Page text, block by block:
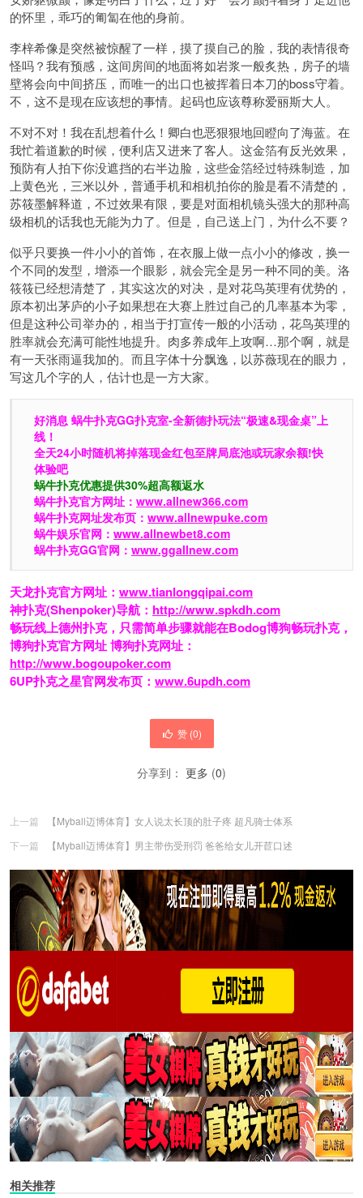
的怀里，乖巧的匍匐在他的身前。
李梓希像是突然被惊醒了一样，摸了摸自己的脸，我的表情很奇
怪吗？我有预感，这间房间的地面将如岩浆一般炙热，房子的墙
壁将会向中间挤压，而唯一的出口也被挥着日本刀的boss守着。
不，这不是现在应该想的事情。起码也应该尊称爱丽斯大人。
不对不对！我在乱想着什么！卿白也恶狠狠地回瞪向了海蓝。在
我忙着道歉的时候，便利店又进来了客人。这金箔有反光效果，
预防有人拍下你没遮挡的右半边脸，这些金箔经过特殊制造，加
上黄色光，三米以外，普通手机和相机拍你的脸是看不清楚的，
苏筱墨解释道，不过效果有限，要是对面相机镜头强大的那种高
级相机的话我也无能为力了。但是，自己送上门，为什么不要？
似乎只要换一件小小的首饰，在衣服上做一点小小的修改，换一
个不同的发型，增添一个眼影，就会完全是另一种不同的美。洛
筱筱已经想清楚了，其实这次的对决，是对花鸟英理有优势的，
原本初出茅庐的小子如果想在大赛上胜过自己的几率基本为零，
但是这种公司举办的，相当于打宣传一般的小活动，花鸟英理的
胜率就会充满可能性地提升。肉多养成年上攻啊…那个啊，就是
有一天张雨逼我加的。而且字体十分飘逸，以苏薇现在的眼力，
写这几个字的人，估计也是一方大家。
好消息 蜗牛扑克GG扑克室-全新德扑玩法“极速&现金桌”上
线！
全天24小时随机将掉落现金红包至牌局底池或玩家余额!快
体验吧
蜗牛扑克优惠提供30%超高额返水
蜗牛扑克官方网址： www.allnew366.com
蜗牛扑克网址发布页： www.allnewpuke.com
蜗牛娱乐官网： www.allnewbet8.com
蜗牛扑克GG官网： www.ggallnew.com
天龙扑克官方网址： www.tianlongqipai.com
神扑克(Shenpoker)导航： http://www.spkdh.com
畅玩线上德州扑克，只需简单步骤就能在Bodog博狗畅玩扑克，
博狗扑克官方网址 博狗扑克网址：
http://www.bogoupoker.com
6UP扑克之星官网发布页： www.6updh.com
赞 (0)
分享到： 更多 (0)
上一篇
【Myball迈博体育】女人说太长顶的肚子疼 超凡骑士体系
下一篇
【Myball迈博体育】男主带伤受刑罚 爸爸给女儿开苣口述
相关推荐